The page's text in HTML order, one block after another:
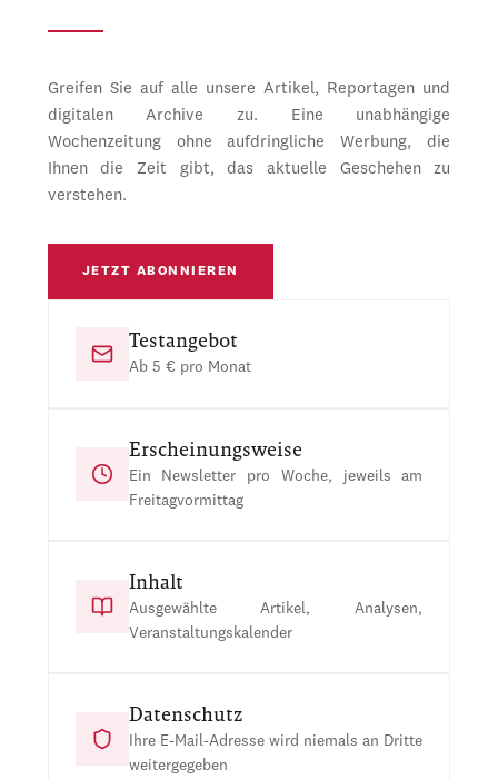
Greifen Sie auf alle unsere Artikel, Reportagen und
digitalen Archive zu. Eine unabhängige
Wochenzeitung ohne aufdringliche Werbung, die
Ihnen die Zeit gibt, das aktuelle Geschehen zu
verstehen.
JETZT ABONNIEREN
Testangebot
Ab 5 € pro Monat
Erscheinungsweise
Ein Newsletter pro Woche, jeweils am
Freitagvormittag
Inhalt
Ausgewählte Artikel, Analysen,
Veranstaltungskalender
Datenschutz
Ihre E-Mail-Adresse wird niemals an Dritte
weitergegeben